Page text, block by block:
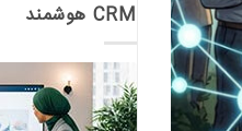
CRM هوشمند